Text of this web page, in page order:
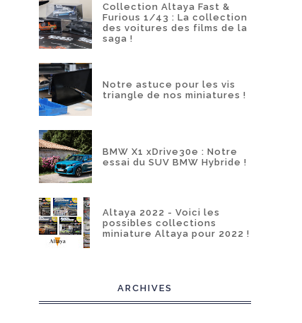
Collection Altaya Fast &
Furious 1/43 : La collection
des voitures des films de la
saga !
Notre astuce pour les vis
triangle de nos miniatures !
BMW X1 xDrive30e : Notre
essai du SUV BMW Hybride !
Altaya 2022 - Voici les
possibles collections
miniature Altaya pour 2022 !
ARCHIVES